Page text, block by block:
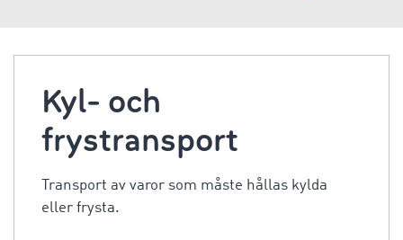
Kyl- och
frystransport
Transport av varor som måste hållas kylda
eller frysta.